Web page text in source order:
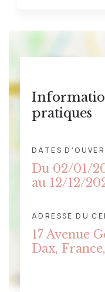
pratiques
DATES
Du 02/01/
au 12/12/
ADRESSE DU
17 Avenue
Dax,